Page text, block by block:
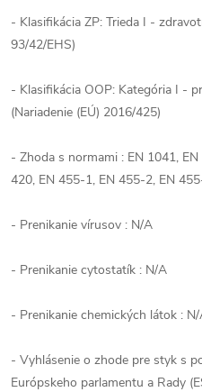
- Klasifikácia ZP: Trieda I -
93/42/EHS)
- Klasifikácia OOP: Kategória I -
(Nariadenie (EÚ) 2016/425)
- Zhoda s normami : EN 1041,
420, EN 455-1, EN 455-2, EN
- Prenikanie vírusov : N/A
- Prenikanie cytostatík : N/A
- Prenikanie chemických látok :
- Vyhlásenie o zhode pre styk s
Európskeho parlamentu a Rady